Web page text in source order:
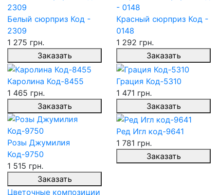
Белый сюрприз Код -
2309
1 275 грн.
Заказать
Красный сюрприз Код -
0148
1 292 грн.
Заказать
Каролина Код-8455
1 465 грн.
Заказать
Грация Код-5310
1 471 грн.
Заказать
Розы Джумилия
Код-9750
1 515 грн.
Заказать
Ред Игл код-9641
1 781 грн.
Заказать
Цветочные композиции